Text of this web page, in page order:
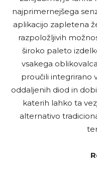
najprimernejšega
aplikacijo zapletena
razpoložljivih
široko paleto
vsakega
proučili integrirano
oddaljenih diod in
katerih lahko ta
alternativo